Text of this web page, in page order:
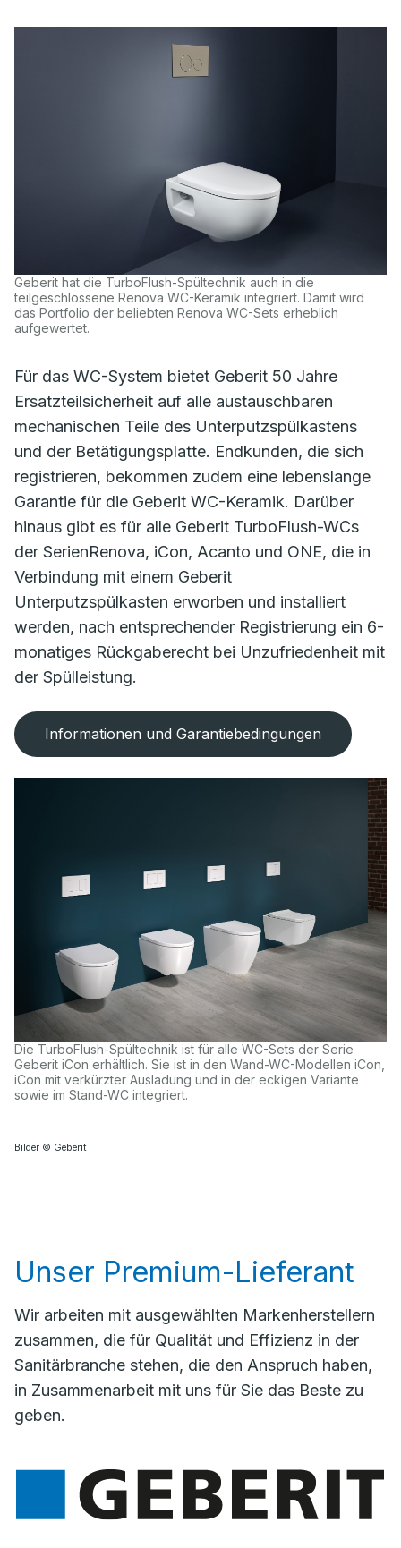
Geberit hat die TurboFlush-Spültechnik auch in die
teilgeschlossene Renova WC-Keramik integriert. Damit wird
das Portfolio der beliebten Renova WC-Sets erheblich
aufgewertet.
Für das WC-System bietet Geberit 50 Jahre
Ersatzteilsicherheit auf alle austauschbaren
mechanischen Teile des Unterputzspülkastens
und der Betätigungsplatte. Endkunden, die sich
registrieren, bekommen zudem eine lebenslange
Garantie für die Geberit WC-Keramik. Darüber
hinaus gibt es für alle Geberit TurboFlush-WCs
der SerienRenova, iCon, Acanto und ONE, die in
Verbindung mit einem Geberit
Unterputzspülkasten erworben und installiert
werden, nach entsprechender Registrierung ein 6-
monatiges Rückgaberecht bei Unzufriedenheit mit
der Spülleistung.
Informationen und Garantiebedingungen
Die TurboFlush-Spültechnik ist für alle WC-Sets der Serie
Geberit iCon erhältlich. Sie ist in den Wand-WC-Modellen iCon,
iCon mit verkürzter Ausladung und in der eckigen Variante
sowie im Stand-WC integriert.
Bilder © Geberit
Unser Premium-Lieferant
Wir arbeiten mit ausgewählten Markenherstellern
zusammen, die für Qualität und Effizienz in der
Sanitärbranche stehen, die den Anspruch haben,
in Zusammenarbeit mit uns für Sie das Beste zu
geben.